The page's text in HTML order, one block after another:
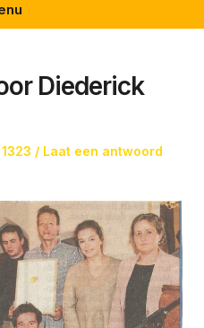
Diederick
Laat een antwoord